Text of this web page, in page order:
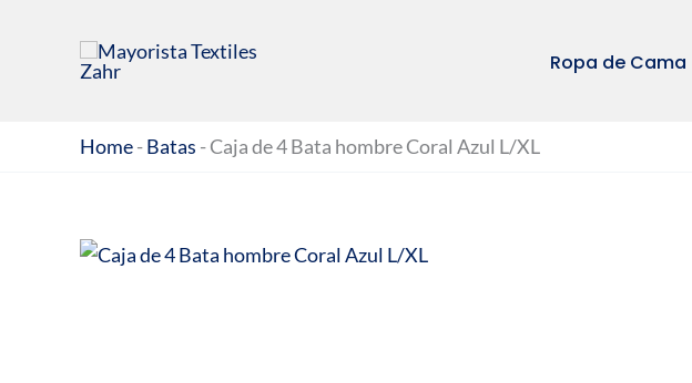
contenido
Ropa de Cama
Home-Batas -Caja de 4 Bata hombre Coral Azul L/XL